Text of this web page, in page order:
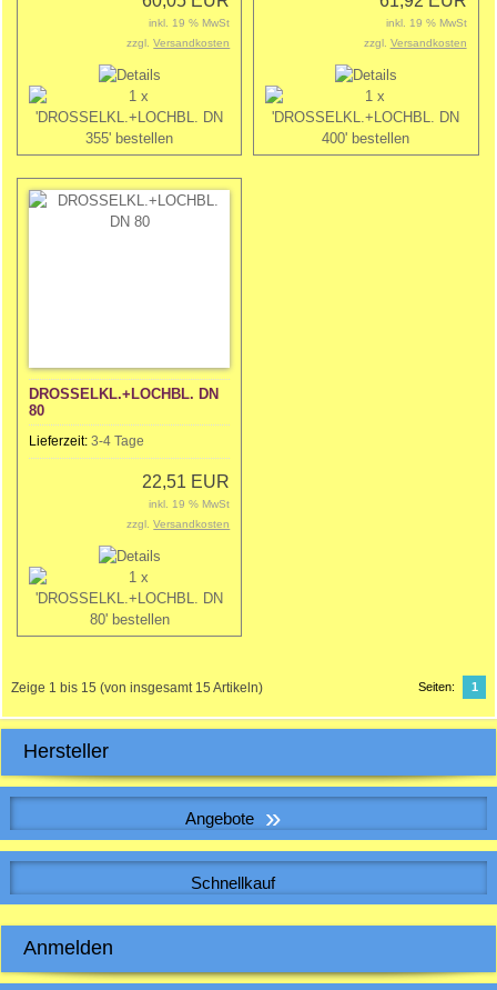
inkl. 19 % MwSt
zzgl.Versandkosten
inkl. 19 % MwSt
zzgl. Versandkosten
DROSSELKL.+LOCHBL. DN
80
Lieferzeit: 3-4 Tage
22,51 EUR
inkl. 19 % MwSt
zzgl.Versandkosten
Zeige 1 bis 15 (von insgesamt 15 Artikeln) Seiten: 1
Hersteller
Angebote »
WICKELFALZROHR , Lüftungsrohr DN 140
5,31 EUR pro m
Schnellkauf
Anmelden